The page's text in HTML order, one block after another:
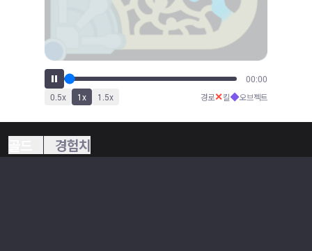
00:00
0.5x 1x 1.5x 경로✕킬◆오브젝트
경험치